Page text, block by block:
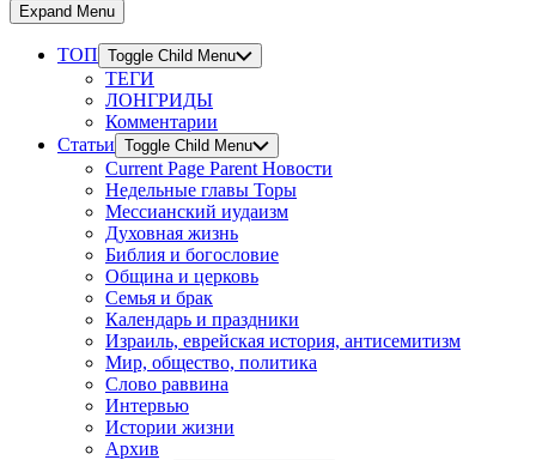
Expand Menu
ТОП Toggle Child Menu
ТЕГИ
ЛОНГРИДЫ
Комментарии
Статьи Toggle Child Menu
Current Page Parent Новости
Недельные главы Торы
Мессианский иудаизм
Духовная жизнь
Библия и богословие
Община и церковь
Семья и брак
Календарь и праздники
Израиль, еврейская история, антисемитизм
Мир, общество, политика
Слово раввина
Интервью
Истории жизни
Архив